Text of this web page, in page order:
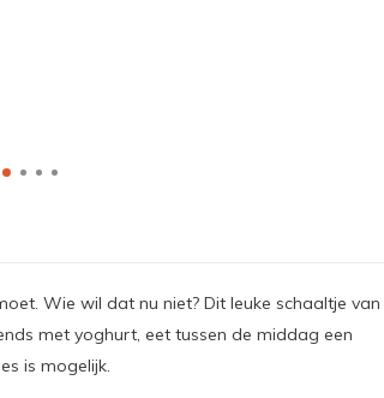
Wie wil dat nu niet? Dit leuke schaaltje van
met yoghurt, eet tussen de middag een
is mogelijk.